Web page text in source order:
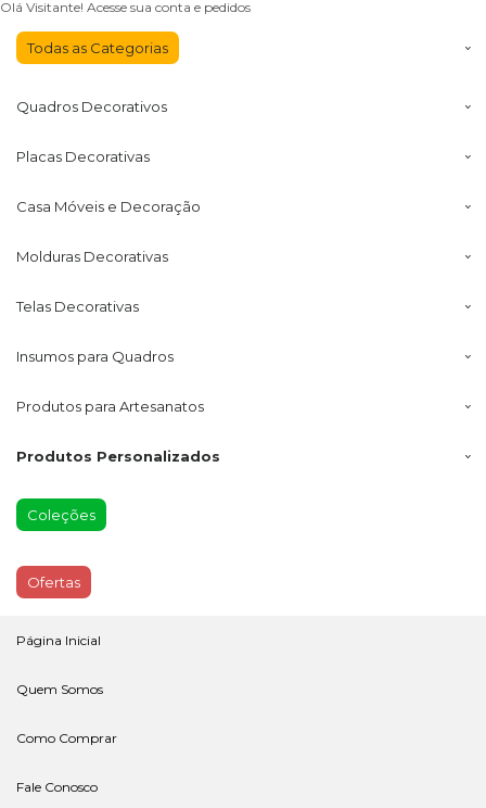
Olá Visitante! Acesse sua conta e pedidos
Todas as Categorias
Quadros Decorativos
Placas Decorativas
Casa Móveis e Decoração
Molduras Decorativas
Telas Decorativas
Insumos para Quadros
Produtos para Artesanatos
Produtos Personalizados
Coleções
Ofertas
Página Inicial
Quem Somos
Como Comprar
Fale Conosco